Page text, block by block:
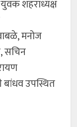
शहराध्यक्ष
मनोज
सचिन
बांधव उपस्थित